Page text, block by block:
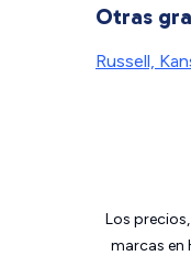
Otras
Russell,
Los
marcas en